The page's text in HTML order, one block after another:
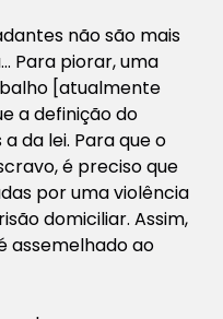
não são mais
Para piorar, uma
[atualmente
a definição do
da lei. Para que o
é preciso que
por uma violência
domiciliar. Assim,
assemelhado ao